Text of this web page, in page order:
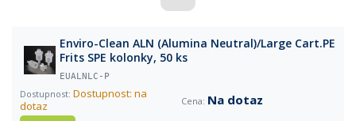
Enviro-Clean ALN (Alumina Neutral)/Large Cart.PE
Frits SPE kolonky, 50 ks
EUALNLC-P
Dostupnost: na
dotaz
Na dotaz